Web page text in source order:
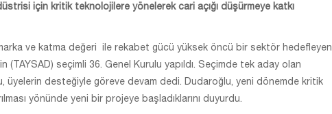
için kritik teknolojilere yönelerek cari açığı düşürmeye katkı
ve katma değeri ile rekabet gücü yüksek öncü bir sektör hedefleyen
(TAYSAD) seçimli 36. Genel Kurulu yapıldı. Seçimde tek aday olan
üyelerin desteğiyle göreve devam dedi. Dudaroğlu, yeni dönemde kritik
yönünde yeni bir projeye başladıklarını duyurdu.